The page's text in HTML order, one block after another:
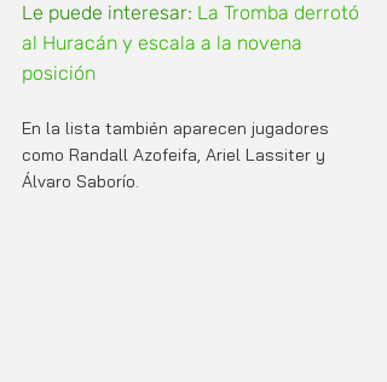
Le puede interesar: La Tromba derrotó
al Huracán y escala a la novena
posición
En la lista también aparecen jugadores
como Randall Azofeifa, Ariel Lassiter y
Álvaro Saborío.